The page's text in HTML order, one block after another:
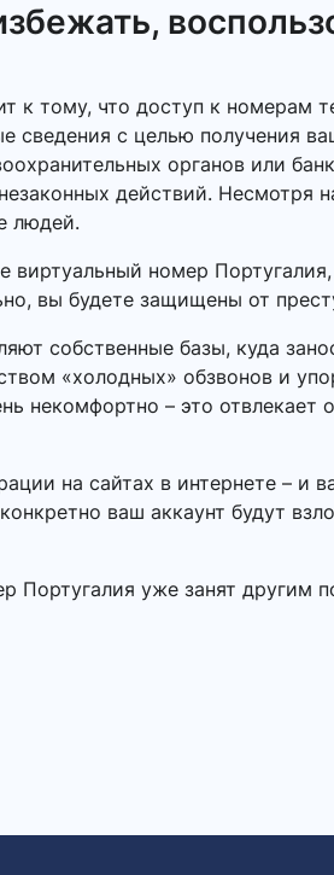
к тому, что доступ к номерам
сведения с целью получения
органов или
действий.
людей.
номер
вы будете защищены от
собственные базы, куда
«холодных» обзвонов и
некомфортно – это
на сайтах в интернете – и
ваш аккаунт будут
Португалия уже занят другим